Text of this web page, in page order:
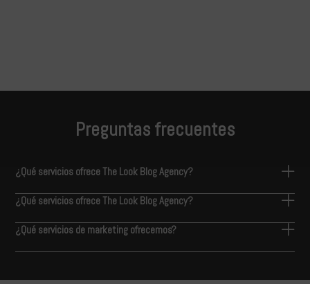
Preguntas frecuentes
¿Qué servicios ofrece The Look Blog Agency?
¿Qué servicios ofrece The Look Blog Agency?
¿Qué servicios de marketing ofrecemos?